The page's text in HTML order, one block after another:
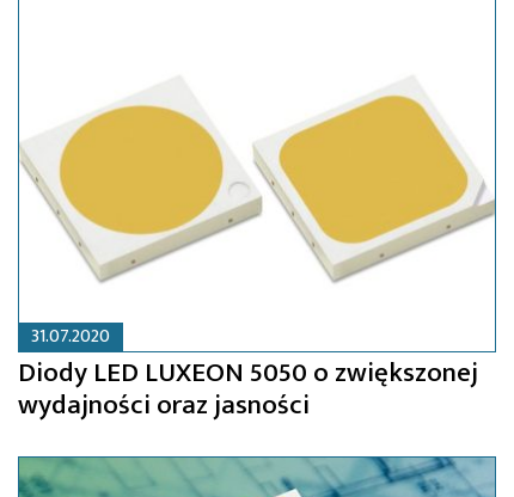
31.07.2020
Diody LED LUXEON 5050 o zwiększonej
wydajności oraz jasności